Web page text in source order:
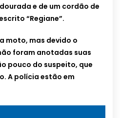
e de um cordão de
“Regiane”.
moto, mas devido o
foram anotadas suas
pouco do suspeito, que
A polícia estão em